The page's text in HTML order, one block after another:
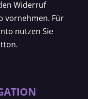
Widerruf
vornehmen. Für
nutzen Sie